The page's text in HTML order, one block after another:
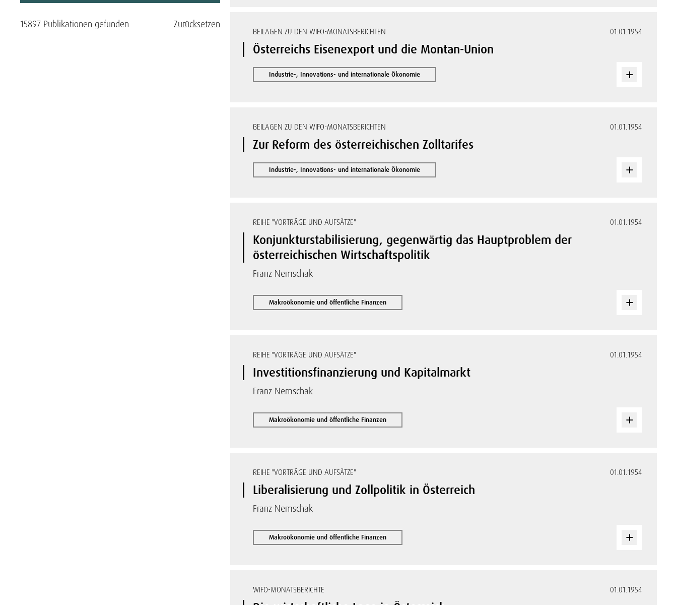
15897 Publikationen gefunden Zurücksetzen
BEILAGEN ZU DEN WIFO-MONATSBERICHTEN 01.01.1954
Österreichs Eisenexport und die Montan-Union
Industrie-, Innovations- und internationale Ökonomie
BEILAGEN ZU DEN WIFO-MONATSBERICHTEN 01.01.1954
Zur Reform des österreichischen Zolltarifes
Industrie-, Innovations- und internationale Ökonomie
REIHE "VORTRÄGE UND AUFSÄTZE" 01.01.1954
Konjunkturstabilisierung, gegenwärtig das Hauptproblem der
österreichischen Wirtschaftspolitik
Franz Nemschak
Makroökonomie und öffentliche Finanzen
REIHE "VORTRÄGE UND AUFSÄTZE" 01.01.1954
Investitionsfinanzierung und Kapitalmarkt
Franz Nemschak
Makroökonomie und öffentliche Finanzen
REIHE "VORTRÄGE UND AUFSÄTZE" 01.01.1954
Liberalisierung und Zollpolitik in Österreich
Franz Nemschak
Makroökonomie und öffentliche Finanzen
WIFO-MONATSBERICHTE 01.01.1954